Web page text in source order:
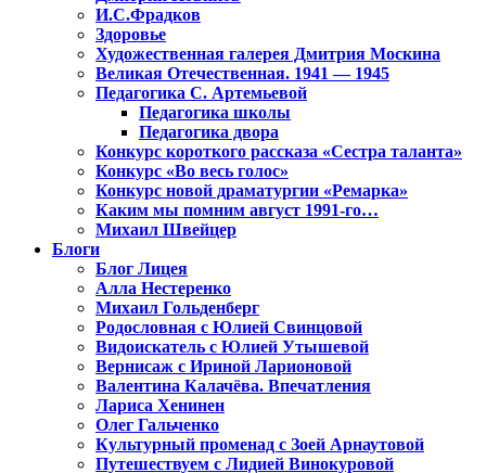
И.С.Фрадков
Здоровье
Художественная галерея Дмитрия Москина
Великая Отечественная. 1941 — 1945
Педагогика С. Артемьевой
Педагогика школы
Педагогика двора
Конкурс короткого рассказа «Сестра таланта»
Конкурс «Во весь голос»
Конкурс новой драматургии «Ремарка»
Каким мы помним август 1991-го…
Михаил Швейцер
Блоги
Блог Лицея
Алла Нестеренко
Михаил Гольденберг
Родословная с Юлией Свинцовой
Видоискатель с Юлией Утышевой
Вернисаж с Ириной Ларионовой
Валентина Калачёва. Впечатления
Лариса Хенинен
Олег Гальченко
Культурный променад с Зоей Арнаутовой
Путешествуем с Лидией Винокуровой